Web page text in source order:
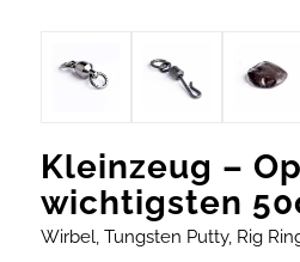
Kleinzeug –
wichtigsten
Wirbel, Tungsten Putty, Rig